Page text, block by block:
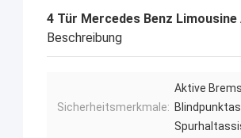
4 Tür Mercedes Benz Limousine
Beschreibung
Sicherheitsmerkmale:
Aktive